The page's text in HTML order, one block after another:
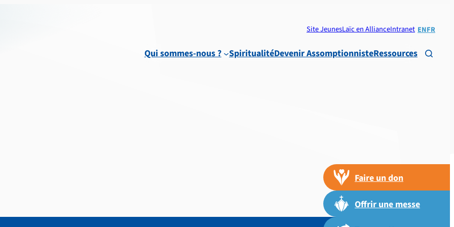
Site JeunesLaïc en AllianceIntranet ENFR
Qui sommes-nous ? SpiritualitéDevenir AssomptionnisteRessources 
Faire un don
Offrir une messe